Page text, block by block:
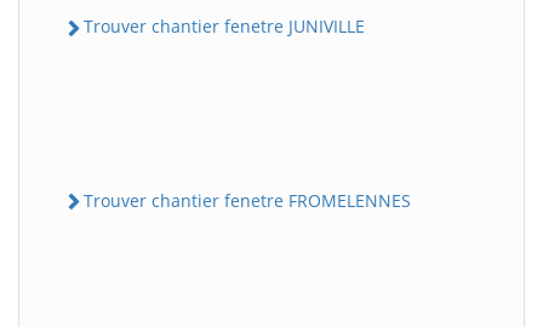
Trouver chantier fenetre JUNIVILLE
Trouver chantier fenetre FROMELENNES